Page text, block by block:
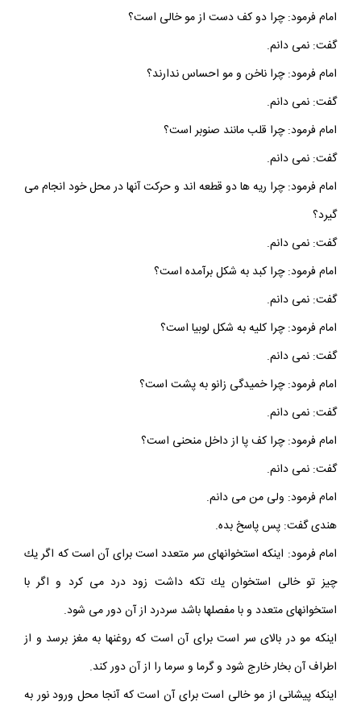
امام فرمود: چرا دو كف دست از مو خالى است؟
گفت: نمى‏ دانم.
امام فرمود: چرا ناخن و مو احساس ندارند؟
گفت: نمى‏ دانم.
امام فرمود: چرا قلب مانند صنوبر است؟
گفت: نمى‏ دانم.
امام فرمود: چرا ريه‏ ها دو قطعه اند و حركت آنها در محل خود انجام مى‏
گيرد؟
گفت: نمى ‏دانم.
امام فرمود: چرا كبد به شكل برآمده است؟
گفت: نمى‏ دانم.
امام فرمود: چرا كليه به شكل لوبيا است؟
گفت: نمى ‏دانم.
امام فرمود: چرا خميدگى زانو به پشت است؟
گفت: نمى‏ دانم.
امام فرمود: چرا كف پا از داخل منحنى است؟
گفت: نمى‏ دانم.
امام فرمود: ولى من مى‏ دانم.
هندى گفت: پس پاسخ بده.
امام فرمود: اينكه استخوانهاى سر متعدد است براى آن است كه اگر يك
چيز تو خالى استخوان يك تكه داشت زود درد مى‏ كرد و اگر با
استخوانهاى متعدد و با مفصلها باشد سردرد از آن دور مى ‏شود.
اينكه مو در بالاى سر است براى آن است كه روغنها به مغز برسد و از
اطراف آن بخار خارج شود و گرما و سرما را از آن دور كند.
اينكه پيشانى از مو خالى است براى آن است كه آنجا محل ورود نور به